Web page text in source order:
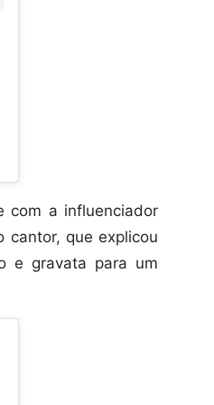
com a influenciador
cantor, que explicou
e gravata para um